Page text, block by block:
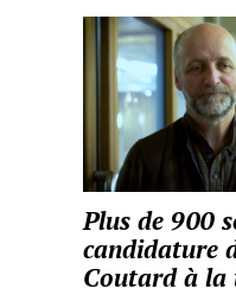
Plus de 900
candidature
Coutard à la